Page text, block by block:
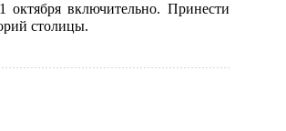
включительно. Принести
столицы.